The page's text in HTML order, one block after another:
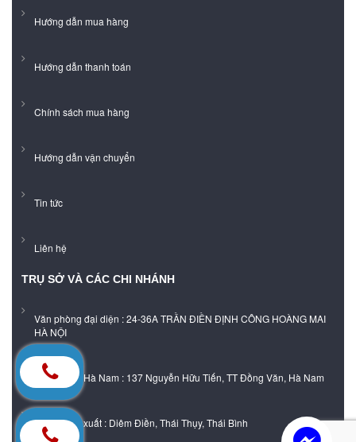
Hướng dẫn mua hàng
Hướng dẫn thanh toán
Chính sách mua hàng
Hướng dẫn vận chuyển
Tin tức
Liên hệ
TRỤ SỞ VÀ CÁC CHI NHÁNH
Văn phòng đại diện : 24-36A TRẦN ĐIỀN ĐỊNH CÔNG HOÀNG MAI
HÀ NỘI
Showroom Hà Nam : 137 Nguyễn Hữu Tiến, TT Đồng Văn, Hà Nam
Xưởng sản xuất : Diêm Điền, Thái Thụy, Thái Bình